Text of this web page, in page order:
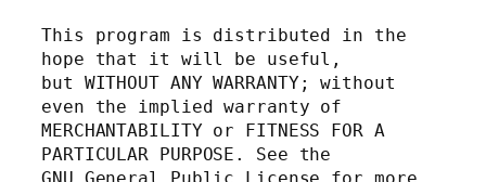
This program is distributed in the
hope that it will be useful,
but WITHOUT ANY WARRANTY; without
even the implied warranty of
MERCHANTABILITY or FITNESS FOR A
PARTICULAR PURPOSE. See the